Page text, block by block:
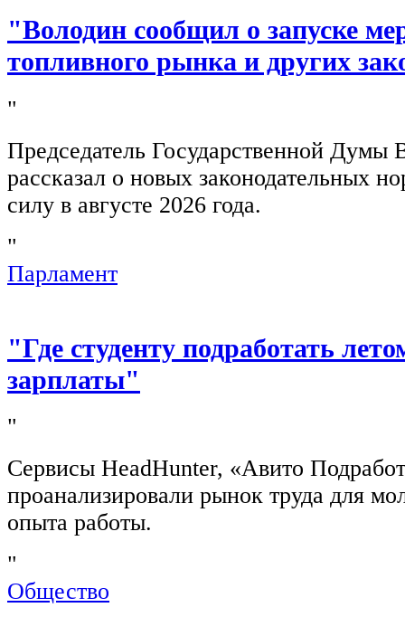
"Володин сообщил о запуске
топливного рынка и других
"
Председатель Государственной Думы
рассказал о новых законодательных
силу в августе 2026 года.
"
Парламент
"Где студенту подработать
зарплаты"
"
Сервисы HeadHunter, «Авито
проанализировали рынок труда для
опыта работы.
"
Общество